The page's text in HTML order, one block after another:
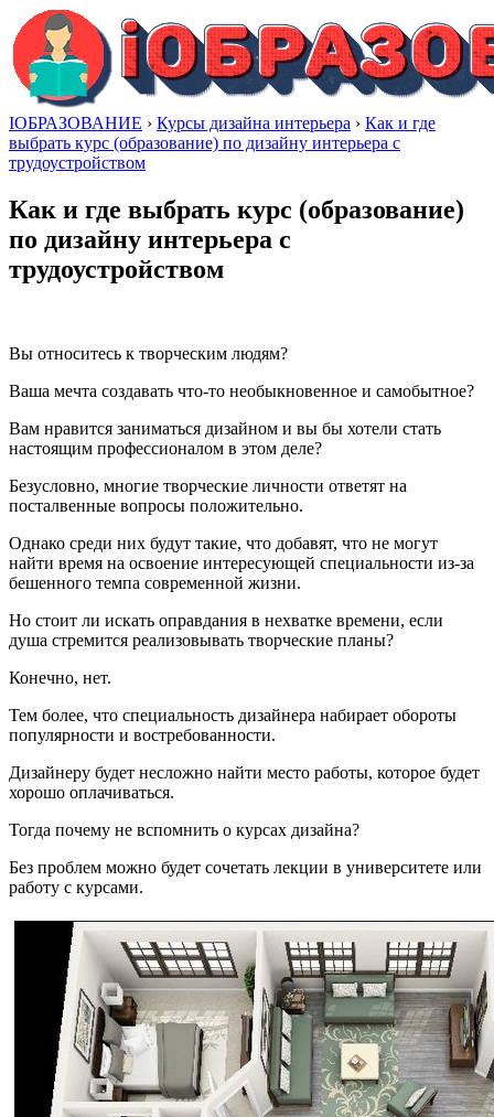
IОБРАЗОВАНИЕ › Курсы дизайна интерьера › Как и где
выбрать курс (образование) по дизайну интерьера с
трудоустройством
Как и где выбрать курс (образование)
по дизайну интерьера с
трудоустройством
Вы относитесь к творческим людям?
Ваша мечта создавать что-то необыкновенное и самобытное?
Вам нравится заниматься дизайном и вы бы хотели стать
настоящим профессионалом в этом деле?
Безусловно, многие творческие личности ответят на
посталвенные вопросы положительно.
Однако среди них будут такие, что добавят, что не могут
найти время на освоение интересующей специальности из-за
бешенного темпа современной жизни.
Но стоит ли искать оправдания в нехватке времени, если
душа стремится реализовывать творческие планы?
Конечно, нет.
Тем более, что специальность дизайнера набирает обороты
популярности и востребованности.
Дизайнеру будет несложно найти место работы, которое будет
хорошо оплачиваться.
Тогда почему не вспомнить о курсах дизайна?
Без проблем можно будет сочетать лекции в университете или
работу с курсами.